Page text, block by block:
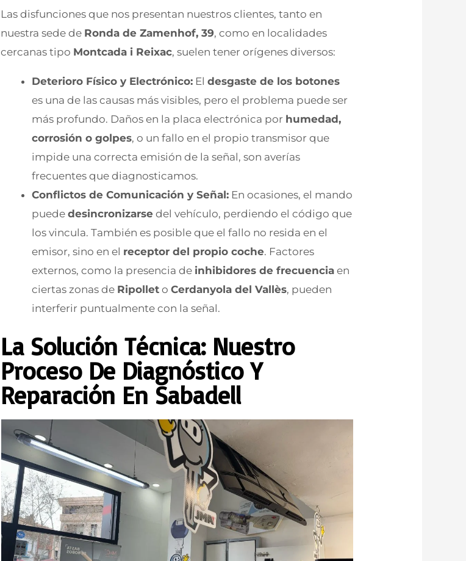
Las disfunciones que nos presentan nuestros clientes, tanto en
nuestra sede de Ronda de Zamenhof, 39, como en localidades
cercanas tipo Montcada i Reixac, suelen tener orígenes diversos:
Deterioro Físico y Electrónico: Eldesgaste de los botones
es una de las causas más visibles, pero el problema puede ser
más profundo. Daños en la placa electrónica por humedad,
corrosión o golpes, o un fallo en el propio transmisor que
impide una correcta emisión de la señal, son averías
frecuentes que diagnosticamos.
Conflictos de Comunicación y Señal: En ocasiones, el mando
puededesincronizarse del vehículo, perdiendo el código que
los vincula. También es posible que el fallo no resida en el
emisor, sino en el receptor del propio coche. Factores
externos, como la presencia de inhibidores de frecuencia en
ciertas zonas de Ripollet oCerdanyola del Vallès, pueden
interferir puntualmente con la señal.
La Solución Técnica: Nuestro
Proceso De Diagnóstico Y
Reparación En Sabadell